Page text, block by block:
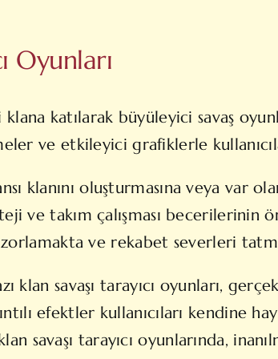
Oyunları
katılarak büyüleyici savaş
ve etkileyici grafiklerle
klanını oluşturmasına veya var
ve takım çalışması becerilerinin
ve rekabet severleri
klan savaşı tarayıcı oyunları,
efektler kullanıcıları kendine
savaşı tarayıcı oyunlarında,